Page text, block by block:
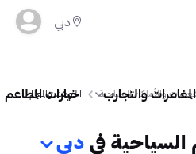
دبي
المغامرات والتجارب خيارات المطاعم والأماكن السياحية
الجولات والمعالم
السياحية في دبي